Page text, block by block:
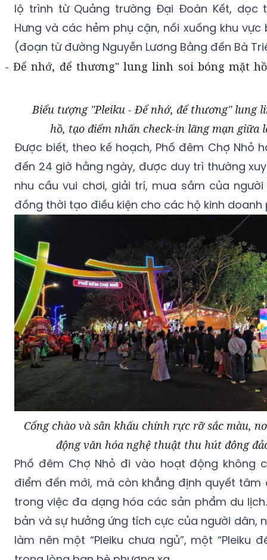
lộ trình từ Quảng trường Đại Đoàn Kết, dọc
Hưng và các hẻm phụ cận, nối xuống khu vực
(đoạn từ đường Nguyễn Lương Bằng đến Bà
Biểu tượng "Pleiku - Để nhớ, để thương" lung
hồ, tạo điểm nhấn check-in lãng mạn giữa
Được biết, theo kế hoạch, Phố đêm Chợ Nhỏ
đến 24 giờ hằng ngày, được duy trì thường
nhu cầu vui chơi, giải trí, mua sắm của
đồng thời tạo điều kiện cho các hộ kinh doanh
Cổng chào và sân khấu chính rực rỡ sắc màu,
động văn hóa nghệ thuật thu hút đông
​Phố đêm Chợ Nhỏ đi vào hoạt động không
điểm đến mới, mà còn khẳng định quyết tâm
trong việc đa dạng hóa các sản phẩm du
bản và sự hưởng ứng tích cực của người dân,
làm nên một “Pleiku chưa ngủ”, một “Pleiku